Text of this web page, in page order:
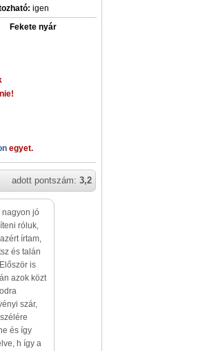
igen
Fekete nyár
egyet.
adott pontszám: 3,2
nagyon jó
róluk,
írtam,
és talán
is
azok közt
szár,
és így
h így a